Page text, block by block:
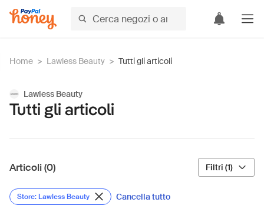
Home > Lawless Beauty > Tutti gli articoli
Lawless Beauty
Tutti gli articoli
Articoli (0) Filtri (1)
Store: Lawless Beauty Cancella tutto